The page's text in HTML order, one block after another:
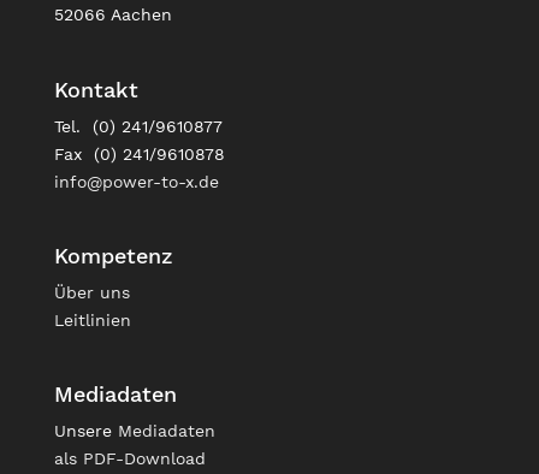
52066 Aachen
Kontakt
Tel. (0) 241/9610877
Fax (0) 241/9610878
info@power-to-x.de
Kompetenz
Über uns
Leitlinien
Mediadaten
Unsere Mediadaten
als PDF-Download